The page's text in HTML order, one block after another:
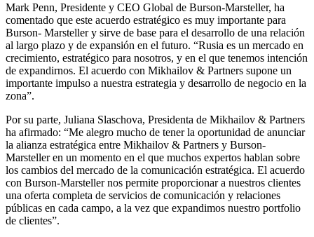
Mark Penn, Presidente y CEO Global de Burson-Marsteller, ha
comentado que este acuerdo estratégico es muy importante para
Burson- Marsteller y sirve de base para el desarrollo de una relación
al largo plazo y de expansión en el futuro. “Rusia es un mercado en
crecimiento, estratégico para nosotros, y en el que tenemos intención
de expandirnos. El acuerdo con Mikhailov & Partners supone un
importante impulso a nuestra estrategia y desarrollo de negocio en la
zona”.
Por su parte, Juliana Slaschova, Presidenta de Mikhailov & Partners
ha afirmado: “Me alegro mucho de tener la oportunidad de anunciar
la alianza estratégica entre Mikhailov & Partners y Burson-
Marsteller en un momento en el que muchos expertos hablan sobre
los cambios del mercado de la comunicación estratégica. El acuerdo
con Burson-Marsteller nos permite proporcionar a nuestros clientes
una oferta completa de servicios de comunicación y relaciones
públicas en cada campo, a la vez que expandimos nuestro portfolio
de clientes”.